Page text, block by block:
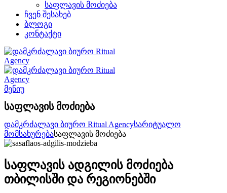
ᲡᲐᲤᲚᲐᲕᲘᲡ ᲛᲝᲫᲘᲔᲑᲐ
ᲩᲕᲔᲜ ᲨᲔᲡᲐᲮᲔᲑ
ᲑᲚᲝᲒᲘ
ᲙᲝᲜᲢᲐᲥᲢᲘ
მენიუ
საფლავის მოძიება
დამკრძალავი ბიურო Ritual Agencyსარიტუალო
მომსახურებასაფლავის მოძიება
საფლავის ადგილის მოძიება
თბილისში და რეგიონებში